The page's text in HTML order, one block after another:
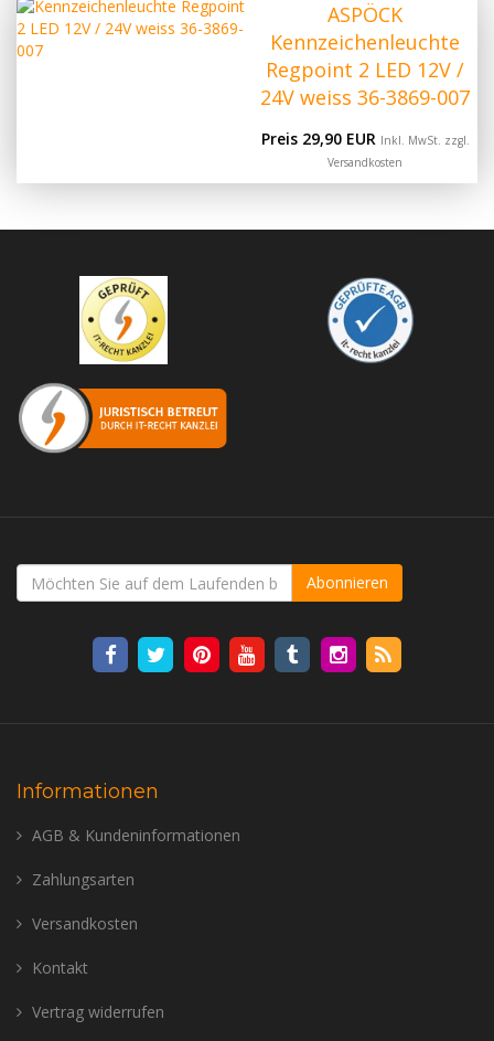
ASPÖCK
Kennzeichenleuchte
Regpoint 2 LED 12V /
24V weiss 36-3869-007
Preis 29,90 EUR Inkl. MwSt. zzgl.
Versandkosten
Abonnieren
Informationen
AGB & Kundeninformationen
Zahlungsarten
Versandkosten
Kontakt
Vertrag widerrufen